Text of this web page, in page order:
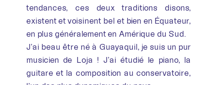
tendances, ces deux traditions disons,
existent et voisinent bel et bien en Équateur,
en plus généralement en Amérique du Sud.
J’ai beau être né à Guayaquil, je suis un pur
musicien de Loja ! J’ai étudié le piano, la
guitare et la composition au conservatoire,